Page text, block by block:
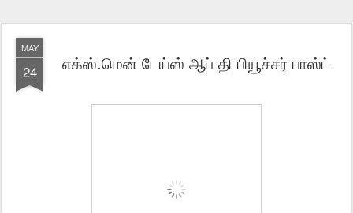
MAY
24 எக்ஸ்.மென் டேய்ஸ் ஆப் தி பியூச்சர் பாஸ்ட்